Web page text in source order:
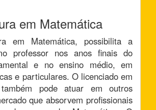
em Matemática
em Matemática, possibilita a
professor nos anos finais do
e no ensino médio, em
e particulares. O licenciado em
também pode atuar em outros
que absorvem profissionais